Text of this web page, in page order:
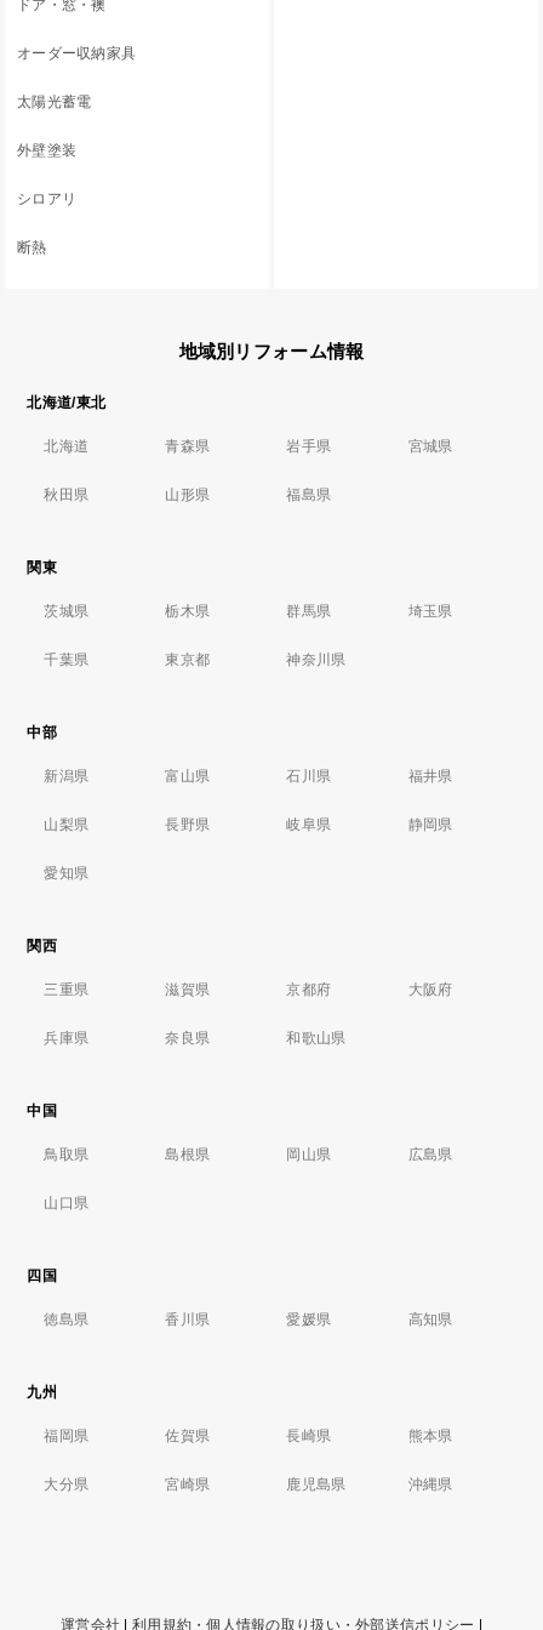
ドア・窓・襖
オーダー収納家具
太陽光蓄電
外壁塗装
シロアリ
断熱
地域別リフォーム情報
北海道/東北
北海道 青森県 岩手県 宮城県
秋田県 山形県 福島県
関東
茨城県 栃木県 群馬県 埼玉県
千葉県 東京都 神奈川県
中部
新潟県 富山県 石川県 福井県
山梨県 長野県 岐阜県 静岡県
愛知県
関西
三重県 滋賀県 京都府 大阪府
兵庫県 奈良県 和歌山県
中国
鳥取県 島根県 岡山県 広島県
山口県
四国
徳島県 香川県 愛媛県 高知県
九州
福岡県 佐賀県 長崎県 熊本県
大分県 宮崎県 鹿児島県 沖縄県
運営会社 | 利用規約・個人情報の取り扱い・外部送信ポリシー |